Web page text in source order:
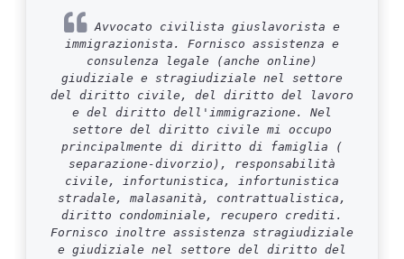
Avvocato civilista giuslavorista e
immigrazionista. Fornisco assistenza e
consulenza legale (anche online)
giudiziale e stragiudiziale nel settore
del diritto civile, del diritto del lavoro
e del diritto dell'immigrazione. Nel
settore del diritto civile mi occupo
principalmente di diritto di famiglia (
separazione-divorzio), responsabilità
civile, infortunistica, infortunistica
stradale, malasanità, contrattualistica,
diritto condominiale, recupero crediti.
Fornisco inoltre assistenza stragiudiziale
e giudiziale nel settore del diritto del